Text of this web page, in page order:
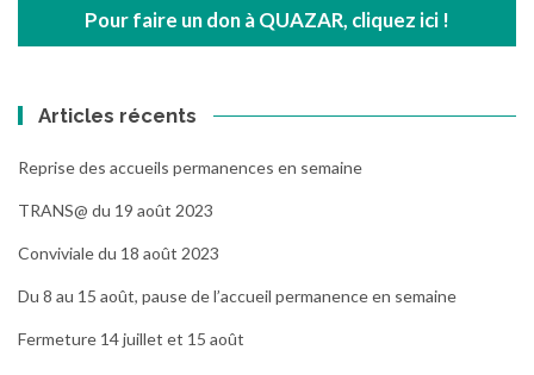
Pour faire un don à QUAZAR, cliquez ici !
Articles récents
Reprise des accueils permanences en semaine
TRANS@ du 19 août 2023
Conviviale du 18 août 2023
Du 8 au 15 août, pause de l’accueil permanence en semaine
Fermeture 14 juillet et 15 août